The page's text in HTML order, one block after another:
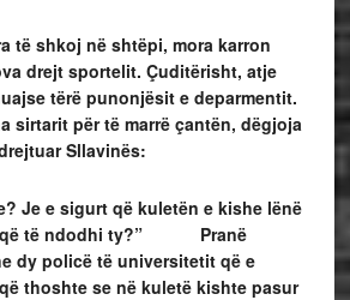
shkoj në shtëpi, mora karron
drejt sportelit. Çuditërisht, atje
tërë punonjësit e deparmentit.
sirtarit për të marrë çantën, dëgjoja
Sllavinës:
Je e sigurt që kuletën e kishe lënë
që të ndodhi ty?” Pranë
dy policë të universitetit që e
thoshte se në kuletë kishte pasur